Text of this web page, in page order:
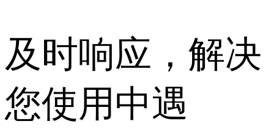
及时响应，解决
您使用中遇